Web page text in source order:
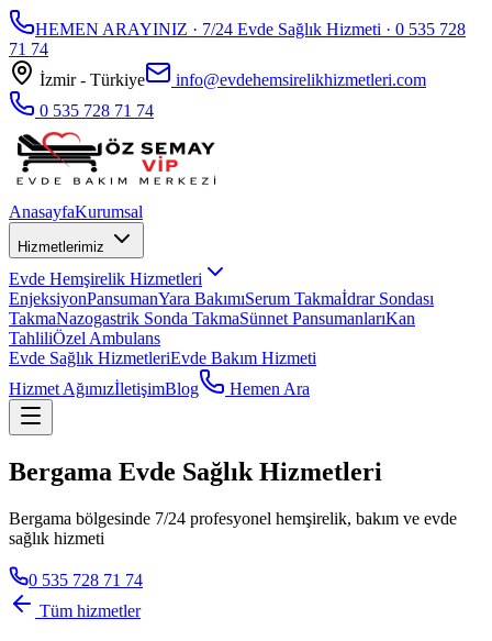
HEMEN ARAYINIZ · 7/24 Evde Sağlık Hizmeti · 0 535 728
71 74
İzmir - Türkiye
info@evdehemsirelikhizmetleri.com
0 535 728 71 74
AnasayfaKurumsal
Hizmetlerimiz
Evde Hemşirelik Hizmetleri
EnjeksiyonPansumanYara BakımıSerum Takmaİdrar Sondası
TakmaNazogastrik Sonda TakmaSünnet PansumanlarıKan
TahliliÖzel Ambulans
Evde Sağlık HizmetleriEvde Bakım Hizmeti
Hizmet AğımızİletişimBlog Hemen Ara
Bergama Evde Sağlık Hizmetleri
Bergama bölgesinde 7/24 profesyonel hemşirelik, bakım ve evde
sağlık hizmeti
0 535 728 71 74
Tüm hizmetler